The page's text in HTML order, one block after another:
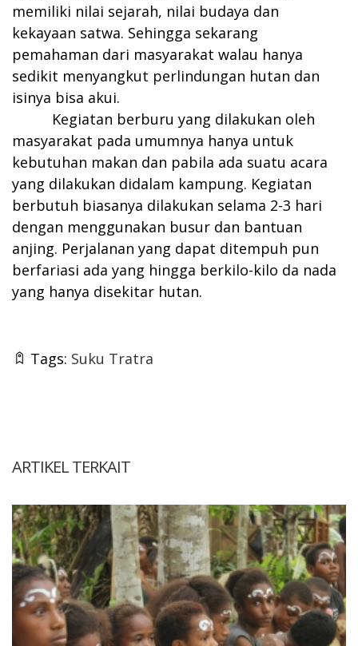
memiliki nilai sejarah, nilai budaya dan
kekayaan satwa. Sehingga sekarang
pemahaman dari masyarakat walau hanya
sedikit menyangkut perlindungan hutan dan
isinya bisa akui.
Kegiatan berburu yang dilakukan oleh
masyarakat pada umumnya hanya untuk
kebutuhan makan dan pabila ada suatu acara
yang dilakukan didalam kampung. Kegiatan
berbutuh biasanya dilakukan selama 2-3 hari
dengan menggunakan busur dan bantuan
anjing. Perjalanan yang dapat ditempuh pun
berfariasi ada yang hingga berkilo-kilo da nada
yang hanya disekitar hutan.
Tags: Suku Tratra
ARTIKEL TERKAIT